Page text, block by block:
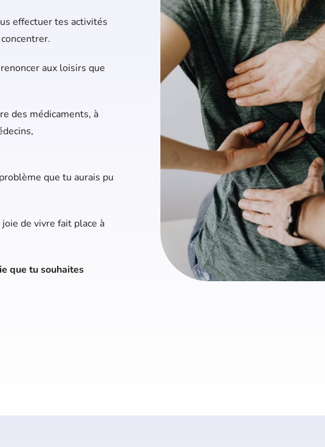
effectuer tes activités
aux loisirs que
des médicaments, à
que tu aurais pu
de vivre fait place à
que tu souhaites